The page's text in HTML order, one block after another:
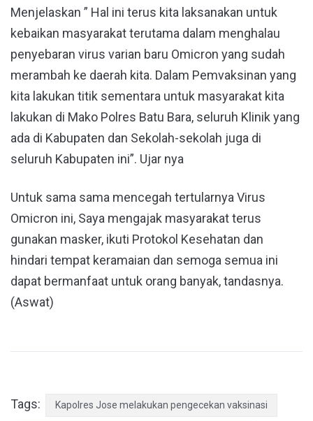
Menjelaskan ” Hal ini terus kita laksanakan untuk
kebaikan masyarakat terutama dalam menghalau
penyebaran virus varian baru Omicron yang sudah
merambah ke daerah kita. Dalam Pemvaksinan yang
kita lakukan titik sementara untuk masyarakat kita
lakukan di Mako Polres Batu Bara, seluruh Klinik yang
ada di Kabupaten dan Sekolah-sekolah juga di
seluruh Kabupaten ini”. Ujar nya
Untuk sama sama mencegah tertularnya Virus
Omicron ini, Saya mengajak masyarakat terus
gunakan masker, ikuti Protokol Kesehatan dan
hindari tempat keramaian dan semoga semua ini
dapat bermanfaat untuk orang banyak, tandasnya.
(Aswat)
Tags: Kapolres Jose melakukan pengecekan vaksinasi